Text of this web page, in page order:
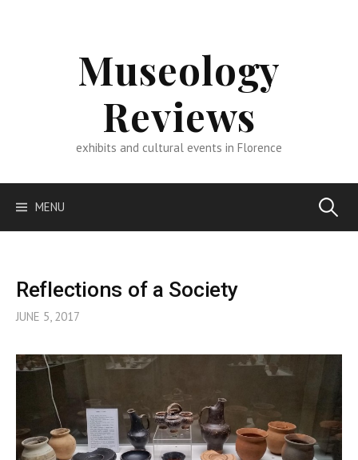
Museology
Reviews
exhibits and cultural events in Florence
MENU Search
Reflections of a Society
JUNE 5, 2017